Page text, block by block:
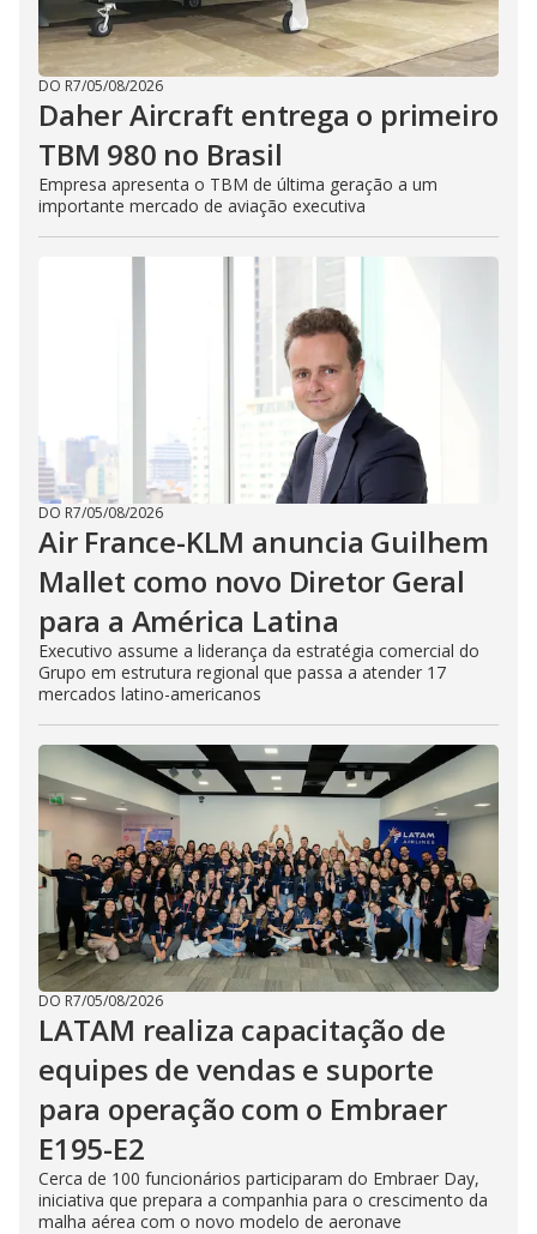
DO R7/05/08/2026
Daher Aircraft entrega o primeiro
TBM 980 no Brasil
Empresa apresenta o TBM de última geração a um
importante mercado de aviação executiva
DO R7/05/08/2026
Air France-KLM anuncia Guilhem
Mallet como novo Diretor Geral
para a América Latina
Executivo assume a liderança da estratégia comercial do
Grupo em estrutura regional que passa a atender 17
mercados latino-americanos
DO R7/05/08/2026
LATAM realiza capacitação de
equipes de vendas e suporte
para operação com o Embraer
E195-E2
Cerca de 100 funcionários participaram do Embraer Day,
iniciativa que prepara a companhia para o crescimento da
malha aérea com o novo modelo de aeronave